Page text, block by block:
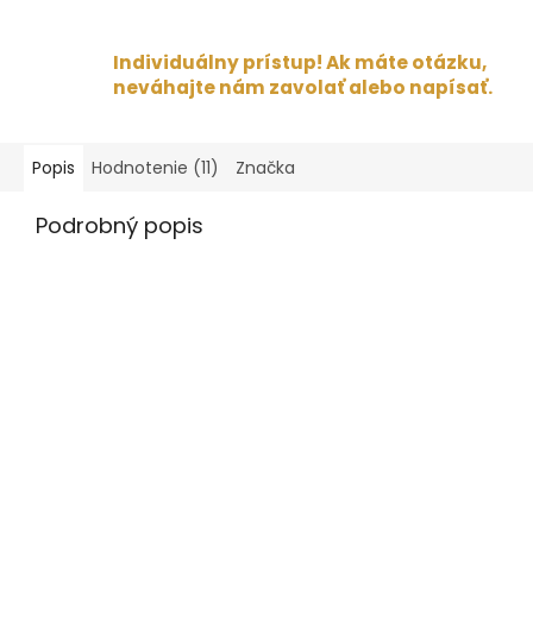
Individuálny prístup! Ak máte otázku,
neváhajte nám zavolať alebo napísať.
Popis Hodnotenie (11) Značka
Podrobný popis